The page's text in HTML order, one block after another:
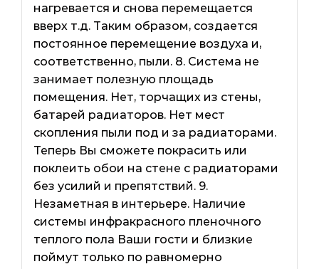
нагревается и снова перемещается
вверх т.д. Таким образом, создается
постоянное перемещение воздуха и,
соответственно, пыли. 8. Система не
занимает полезную площадь
помещения. Нет, торчащих из стены,
батарей радиаторов. Нет мест
скопления пыли под и за радиаторами.
Теперь Вы сможете покрасить или
поклеить обои на стене с радиаторами
без усилий и препятствий. 9.
Незаметная в интерьере. Наличие
системы инфракрасного пленочного
теплого пола Ваши гости и близкие
поймут только по равномерно